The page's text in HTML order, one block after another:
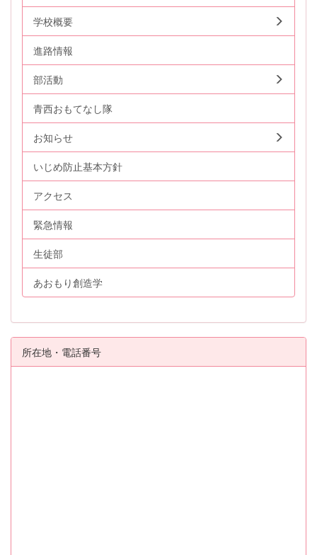
学校概要
進路情報
部活動
青西おもてなし隊
お知らせ
いじめ防止基本方針
アクセス
緊急情報
生徒部
あおもり創造学
所在地・電話番号